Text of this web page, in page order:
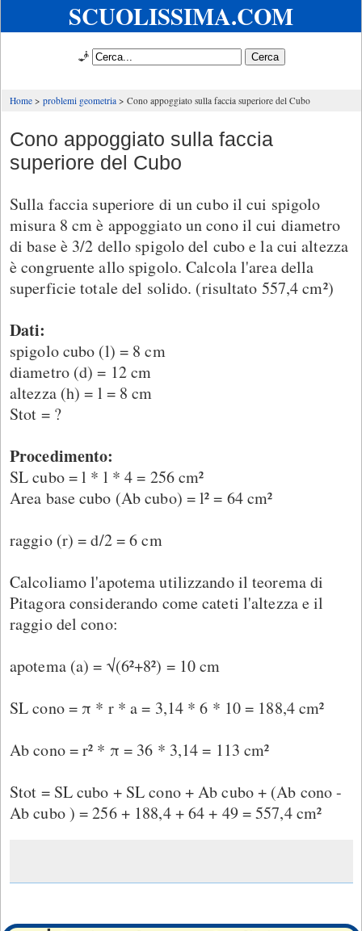
SCUOLISSIMA.COM
🧞
Home problemi geometria Cono appoggiato sulla faccia superiore del Cubo
Cono appoggiato sulla faccia
superiore del Cubo
Sulla faccia superiore di un cubo il cui spigolo
misura 8 cm è appoggiato un cono il cui diametro
di base è 3/2 dello spigolo del cubo e la cui altezza
è congruente allo spigolo. Calcola l'area della
superficie totale del solido. (risultato 557,4 cm²)
Dati:
spigolo cubo (l) = 8 cm
diametro (d) = 12 cm
altezza (h) = l = 8 cm
Stot = ?
Procedimento:
SL cubo = l * l * 4 = 256 cm²
Area base cubo (Ab cubo) = l² = 64 cm²
raggio (r) = d/2 = 6 cm
Calcoliamo l'apotema utilizzando il teorema di
Pitagora considerando come cateti l'altezza e il
raggio del cono:
apotema (a) = √(6²+8²) = 10 cm
SL cono = π * r * a = 3,14 * 6 * 10 = 188,4 cm²
Ab cono = r² * π = 36 * 3,14 = 113 cm²
Stot = SL cubo + SL cono + Ab cubo + (Ab cono -
Ab cubo ) = 256 + 188,4 + 64 + 49 = 557,4 cm²